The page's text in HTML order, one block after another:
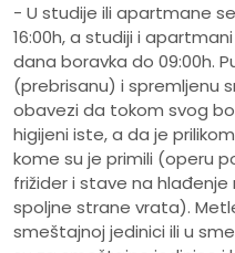
- U studije ili apartmane
16:00h, a studiji i
dana boravka do 09:00h.
(prebrisanu) i spremljenu
obavezi da tokom svog
higijeni iste, a da je
kome su je primili (operu
frižider i stave na hlađenje
spoljne strane vrata).
smeštajnoj jedinici ili u